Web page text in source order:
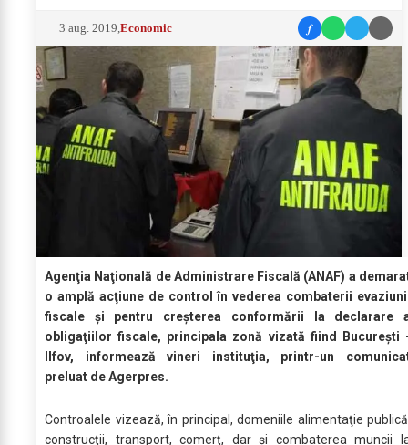
3 aug. 2019 ,Economic f
Agenţia Naţională de Administrare Fiscală (ANAF) a
o amplă acţiune de control în vederea combaterii
fiscale şi pentru creşterea conformării la declarare
obligaţiilor fiscale, principala zonă vizată fiind Bucureşti
Ilfov, informează vineri instituţia, printr-un
preluat de Agerpres.
Controalele vizează, în principal, domeniile alimentaţie
construcţii, transport, comerţ, dar şi combaterea muncii